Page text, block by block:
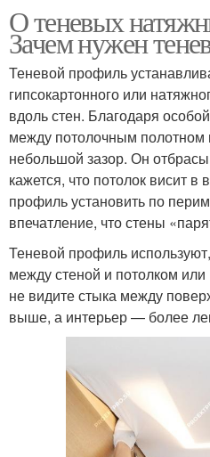
О теневых
Зачем нужен
Теневой профиль
гипсокартонного или
вдоль стен. Благодаря
между потолочным полотном
небольшой зазор. Он
кажется, что потолок висит в
профиль установить по
впечатление, что стены
Теневой профиль
между стеной и потолком
не видите стыка между
выше, а интерьер — более